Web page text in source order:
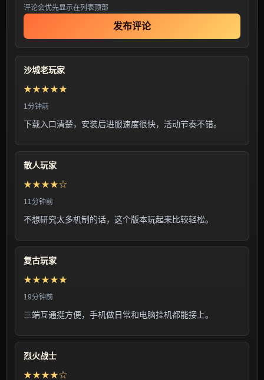
评论会优先显示在列表顶部
发布评论
沙城老玩家
★★★★★
1分钟前
下载入口清楚，安装后进服速度很快，活动节奏不错。
散人玩家
★★★★☆
11分钟前
不想研究太多机制的话，这个版本玩起来比较轻松。
复古玩家
★★★★★
19分钟前
三端互通挺方便，手机做日常和电脑挂机都能接上。
烈火战士
★★★★☆